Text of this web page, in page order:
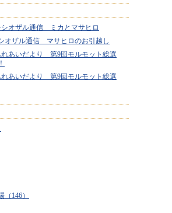
オザル通信 ミカとマサヒロ
オザル通信 マサヒロのお引越し
あいだより 第9回モルモット総選
あいだより 第9回モルモット総選
（146）